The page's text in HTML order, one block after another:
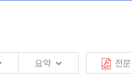
요약 전문